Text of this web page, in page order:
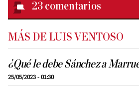
23 comentarios
MÁS DE LUIS VENTOSO
¿Qué le debe Sánchez a
25/05/2023 - 01:30